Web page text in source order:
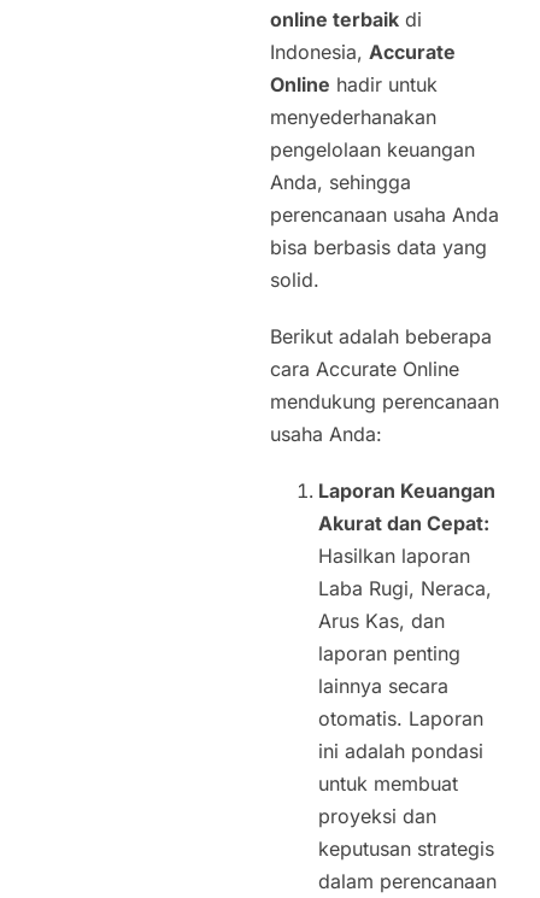
online terbaik di
Indonesia, Accurate
Online hadir untuk
menyederhanakan
pengelolaan keuangan
Anda, sehingga
perencanaan usaha Anda
bisa berbasis data yang
solid.
Berikut adalah beberapa
cara Accurate Online
mendukung perencanaan
usaha Anda:
Laporan Keuangan
Akurat dan Cepat:
Hasilkan laporan
Laba Rugi, Neraca,
Arus Kas, dan
laporan penting
lainnya secara
otomatis. Laporan
ini adalah pondasi
untuk membuat
proyeksi dan
keputusan strategis
dalam perencanaan